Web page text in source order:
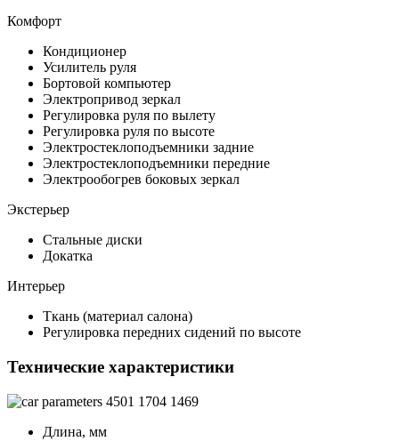
Комфорт
Кондиционер
Усилитель руля
Бортовой компьютер
Электропривод зеркал
Регулировка руля по вылету
Регулировка руля по высоте
Электростеклоподъемники задние
Электростеклоподъемники передние
Электрообогрев боковых зеркал
Экстерьер
Стальные диски
Докатка
Интерьер
Ткань (материал салона)
Регулировка передних сидений по высоте
Технические характеристики
4501 1704 1469
Длина, мм